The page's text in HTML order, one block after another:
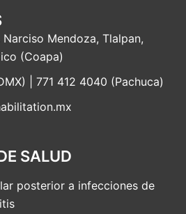
Mendoza, Tlalpan,
(Coapa)
| 771 412 4040 (Pachuca)
SALUD
posterior a infecciones de